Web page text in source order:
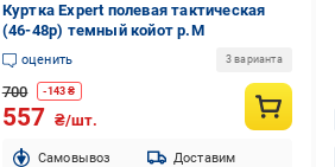
Куртка Expert полевая тактическая
(46-48р) темный койот р.M
оценить 3 варианта
700 -143 ₴
557 ₴/шт.
Cамовывоз Доставим